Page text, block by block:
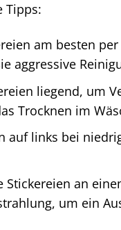
Tipps:
am besten
aggressive
liegend, um
Trocknen im
auf links bei
Stickereien an
um ein